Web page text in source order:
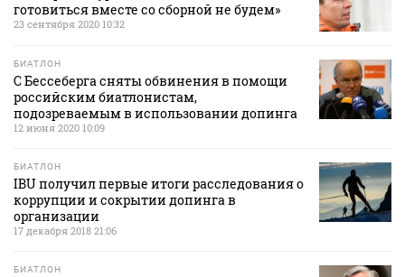
готовиться вместе со сборной не будем»
23 сентября 2020 10:32
БИАТЛОН
С Бессеберга сняты обвинения в помощи
российским биатлонистам,
подозреваемым в использовании допинга
12 июня 2020 10:09
БИАТЛОН
IBU получил первые итоги расследования о
коррупции и сокрытии допинга в
организации
17 декабря 2018 21:06
БИАТЛОН